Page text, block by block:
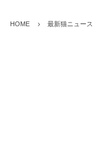
HOME 最新猫ニュース